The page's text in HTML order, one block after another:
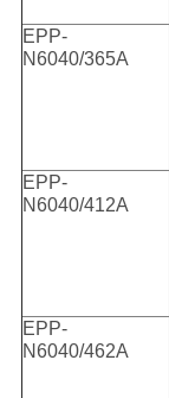
EPP-
N6040/365A
EPP-
N6040/412A
EPP-
N6040/462A